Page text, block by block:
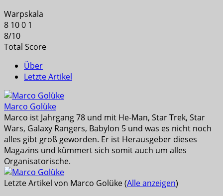
Warpskala
8 100 1
8/10
Total Score
Über
Letzte Artikel
Marco Golüke
Marco ist Jahrgang 78 und mit He-Man, Star Trek, Star
Wars, Galaxy Rangers, Babylon 5 und was es nicht noch
alles gibt groß geworden. Er ist Herausgeber dieses
Magazins und kümmert sich somit auch um alles
Organisatorische.
Letzte Artikel von Marco Golüke(Alle anzeigen)